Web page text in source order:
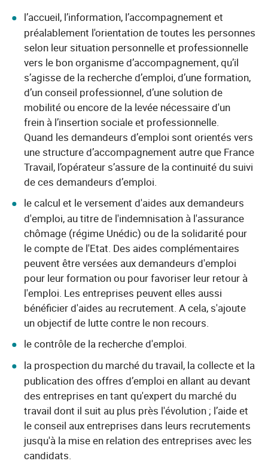
l’accueil, l’information, l’accompagnement et
préalablement l'orientation de toutes les personnes
selon leur situation personnelle et professionnelle
vers le bon organisme d’accompagnement, qu’il
s’agisse de la recherche d’emploi, d’une formation,
d’un conseil professionnel, d’une solution de
mobilité ou encore de la levée nécessaire d'un
frein à l’insertion sociale et professionnelle.
Quand les demandeurs d’emploi sont orientés vers
une structure d’accompagnement autre que France
Travail, l’opérateur s’assure de la continuité du suivi
de ces demandeurs d’emploi.
le calcul et le versement d'aides aux demandeurs
d'emploi, au titre de l'indemnisation à l'assurance
chômage (régime Unédic) ou de la solidarité pour
le compte de l'Etat. Des aides complémentaires
peuvent être versées aux demandeurs d'emploi
pour leur formation ou pour favoriser leur retour à
l'emploi. Les entreprises peuvent elles aussi
bénéficier d'aides au recrutement. A cela, s'ajoute
un objectif de lutte contre le non recours.
le contrôle de la recherche d'emploi.
la prospection du marché du travail, la collecte et la
publication des offres d’emploi en allant au devant
des entreprises en tant qu'expert du marché du
travail dont il suit au plus près l'évolution ; l’aide et
le conseil aux entreprises dans leurs recrutements
jusqu'à la mise en relation des entreprises avec les
candidats.